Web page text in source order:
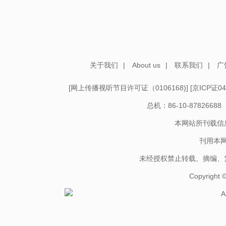
关于我们 | About us | 联系我们 |
[网上传播视听节目许可证（0106168)] [京ICP证
总机：86-10-87826688
本网站所刊载
刊用本
未经授权禁止转载、摘编
Copyright